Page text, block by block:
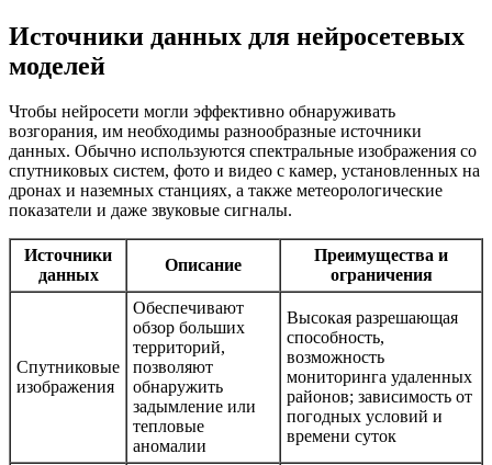
Источники данных для нейросетевых
моделей
Чтобы нейросети могли эффективно обнаруживать
возгорания, им необходимы разнообразные источники
данных. Обычно используются спектральные изображения со
спутниковых систем, фото и видео с камер, установленных на
дронах и наземных станциях, а также метеорологические
показатели и даже звуковые сигналы.
Источники
данных
Описание
Преимущества и
ограничения
Спутниковые
изображения
Обеспечивают
обзор больших
территорий,
позволяют
обнаружить
задымление или
тепловые
аномалии
Высокая разрешающая
способность,
возможность
мониторинга удаленных
районов; зависимость от
погодных условий и
времени суток